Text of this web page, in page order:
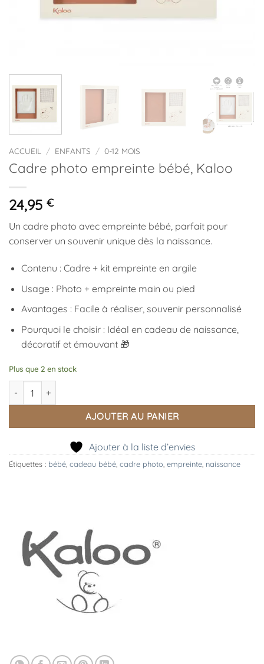
ACCUEIL / ENFANTS / 0-12 MOIS
Cadre photo empreinte bébé, Kaloo
24,95 €
Un cadre photo avec empreinte bébé, parfait pour
conserver un souvenir unique dès la naissance.
Contenu : Cadre + kit empreinte en argile
Usage : Photo + empreinte main ou pied
Avantages : Facile à réaliser, souvenir personnalisé
Pourquoi le choisir : Idéal en cadeau de naissance,
décoratif et émouvant 🎁
Plus que 2 en stock
AJOUTER AU PANIER
Ajouter à la liste d’envies
Étiquettes : bébé, cadeau bébé, cadre photo, empreinte, naissance